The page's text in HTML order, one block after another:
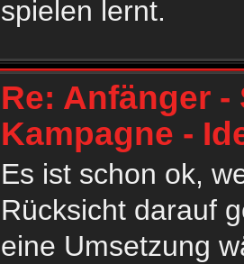
spielen lernt.
Re: Anfänger
Kampagne -
Es ist schon ok,
Rücksicht darauf
eine Umsetzung